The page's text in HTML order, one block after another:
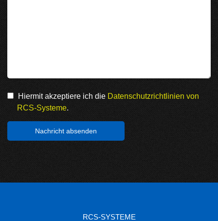
Hiermit akzeptiere ich die Datenschutzrichtlinien von
RCS-Systeme.
RCS-SYSTEME